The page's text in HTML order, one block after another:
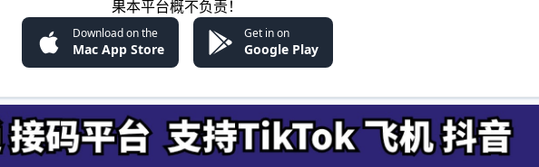
果本平台概不负责！
Download on the
Mac App Store
Get in on
Google Play